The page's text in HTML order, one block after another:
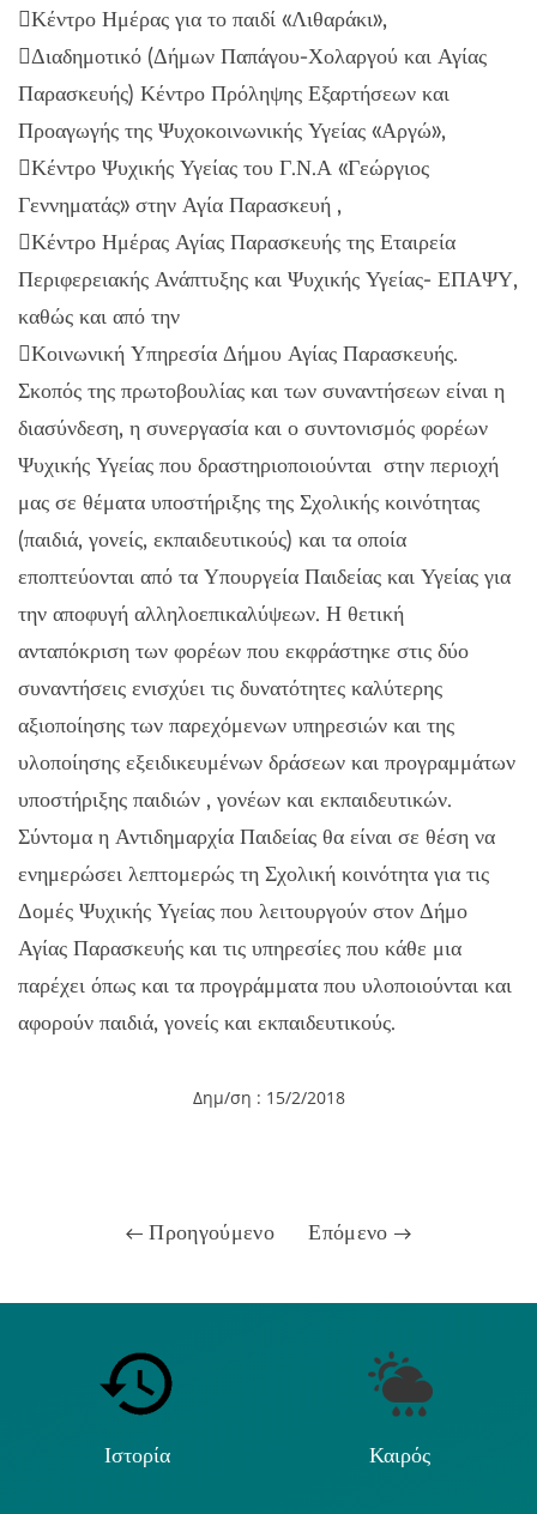
Κέντρο Ημέρας για το παιδί «Λιθαράκι»,
Διαδημοτικό (Δήμων Παπάγου-Χολαργού και Αγίας
Παρασκευής) Κέντρο Πρόληψης Εξαρτήσεων και
Προαγωγής της Ψυχοκοινωνικής Υγείας «Αργώ»,
Κέντρο Ψυχικής Υγείας του Γ.Ν.Α «Γεώργιος
Γεννηματάς» στην Αγία Παρασκευή ,
Κέντρο Ημέρας Αγίας Παρασκευής της Εταιρεία
Περιφερειακής Ανάπτυξης και Ψυχικής Υγείας- ΕΠΑΨΥ,
καθώς και από την
Κοινωνική Υπηρεσία Δήμου Αγίας Παρασκευής.
Σκοπός της πρωτοβουλίας και των συναντήσεων είναι η
διασύνδεση, η συνεργασία και ο συντονισμός φορέων
Ψυχικής Υγείας που δραστηριοποιούνται στην περιοχή
μας σε θέματα υποστήριξης της Σχολικής κοινότητας
(παιδιά, γονείς, εκπαιδευτικούς) και τα οποία
εποπτεύονται από τα Υπουργεία Παιδείας και Υγείας για
την αποφυγή αλληλοεπικαλύψεων. Η θετική
ανταπόκριση των φορέων που εκφράστηκε στις δύο
συναντήσεις ενισχύει τις δυνατότητες καλύτερης
αξιοποίησης των παρεχόμενων υπηρεσιών και της
υλοποίησης εξειδικευμένων δράσεων και προγραμμάτων
υποστήριξης παιδιών , γονέων και εκπαιδευτικών.
Σύντομα η Αντιδημαρχία Παιδείας θα είναι σε θέση να
ενημερώσει λεπτομερώς τη Σχολική κοινότητα για τις
Δομές Ψυχικής Υγείας που λειτουργούν στον Δήμο
Αγίας Παρασκευής και τις υπηρεσίες που κάθε μια
παρέχει όπως και τα προγράμματα που υλοποιούνται και
αφορούν παιδιά, γονείς και εκπαιδευτικούς.
Δημ/ση : 15/2/2018
Προηγούμενο Επόμενο
Ιστορία Καιρός